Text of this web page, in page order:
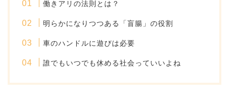
働きアリの法則とは？
明らかになりつつある「盲腸」の役割
車のハンドルに遊びは必要
誰でもいつでも休める社会っていいよね